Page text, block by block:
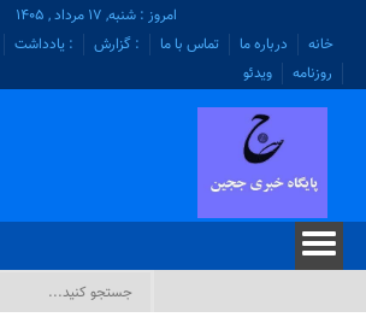
امروز : شنبه, ۱۷ مرداد , ۱۴۰۵
خانه
درباره ما تماس با ما : گزارش : یادداشت
روزنامه
ویدئو